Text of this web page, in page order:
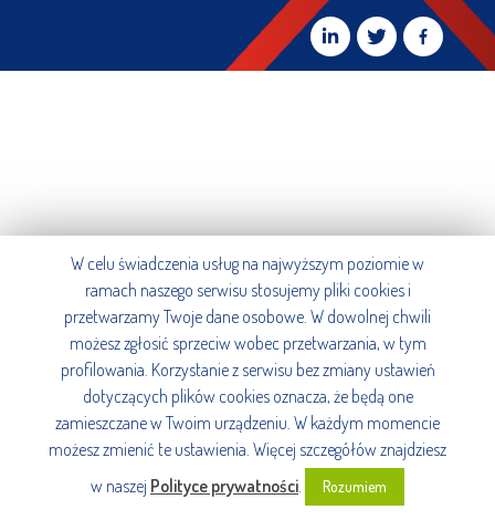
W celu świadczenia usług na najwyższym poziomie w
ramach naszego serwisu stosujemy pliki cookies i
przetwarzamy Twoje dane osobowe. W dowolnej chwili
możesz zgłosić sprzeciw wobec przetwarzania, w tym
profilowania. Korzystanie z serwisu bez zmiany ustawień
dotyczących plików cookies oznacza, że będą one
zamieszczane w Twoim urządzeniu. W każdym momencie
możesz zmienić te ustawienia. Więcej szczegółów znajdziesz
w naszej Polityce prywatności. Rozumiem